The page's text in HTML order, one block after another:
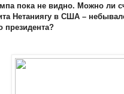
пока не видно. Можно ли
Нетаниягу в США –
президента?